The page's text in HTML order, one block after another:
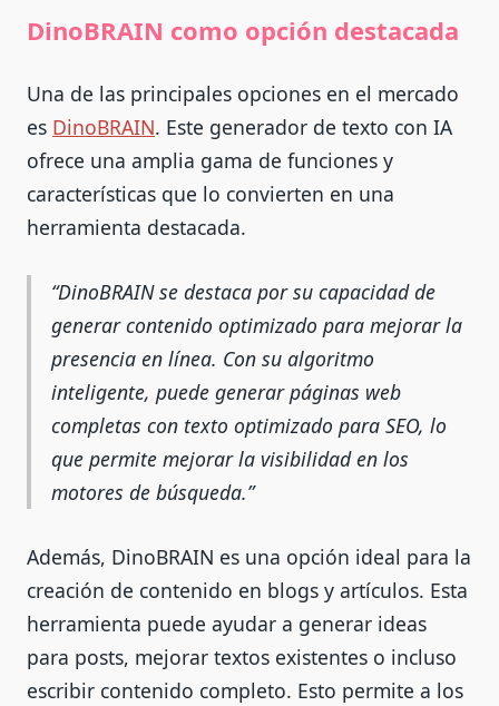
DinoBRAIN como opción destacada
Una de las principales opciones en el mercado
es DinoBRAIN. Este generador de texto con IA
ofrece una amplia gama de funciones y
características que lo convierten en una
herramienta destacada.
DinoBRAIN se destaca por su capacidad de
generar contenido optimizado para mejorar la
presencia en línea. Con su algoritmo
inteligente, puede generar páginas web
completas con texto optimizado para SEO, lo
que permite mejorar la visibilidad en los
motores de búsqueda.
Además, DinoBRAIN es una opción ideal para la
creación de contenido en blogs y artículos. Esta
herramienta puede ayudar a generar ideas
para posts, mejorar textos existentes o incluso
escribir contenido completo. Esto permite a los